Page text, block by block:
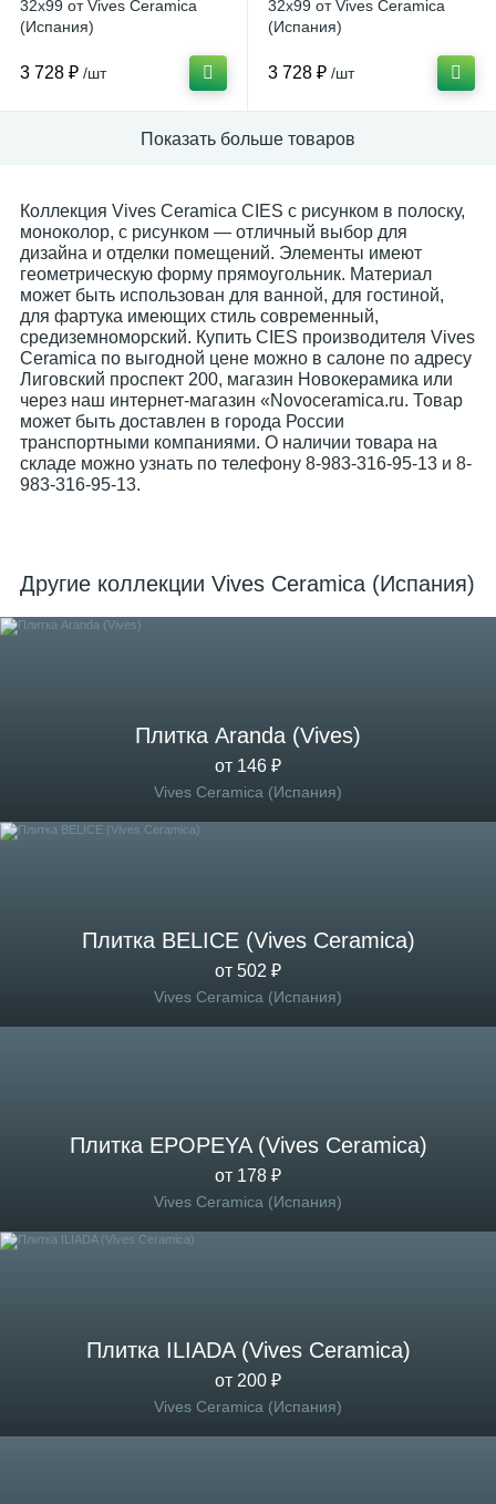
32x99 от Vives Ceramica
(Испания)
3 728 ₽ /шт
32x99 от Vives Ceramica
(Испания)
3 728 ₽ /шт
Показать больше товаров
Коллекция Vives Ceramica CIES с рисунком в полоску,
моноколор, с рисунком — отличный выбор для
дизайна и отделки помещений. Элементы имеют
геометрическую форму прямоугольник. Материал
может быть использован для ванной, для гостиной,
для фартука имеющих стиль современный,
средиземноморский. Купить CIES производителя Vives
Ceramica по выгодной цене можно в салоне по адресу
Лиговский проспект 200, магазин Новокерамика или
через наш интернет-магазин «Novoceramica.ru. Товар
может быть доставлен в города России
транспортными компаниями. О наличии товара на
складе можно узнать по телефону 8-983-316-95-13 и 8-
983-316-95-13.
Другие коллекции Vives Ceramica (Испания)
Плитка Aranda (Vives)
от 146 ₽
Vives Ceramica (Испания)
Плитка BELICE (Vives Ceramica)
от 502 ₽
Vives Ceramica (Испания)
Плитка EPOPEYA (Vives Ceramica)
от 178 ₽
Vives Ceramica (Испания)
Плитка ILIADA (Vives Ceramica)
от 200 ₽
Vives Ceramica (Испания)